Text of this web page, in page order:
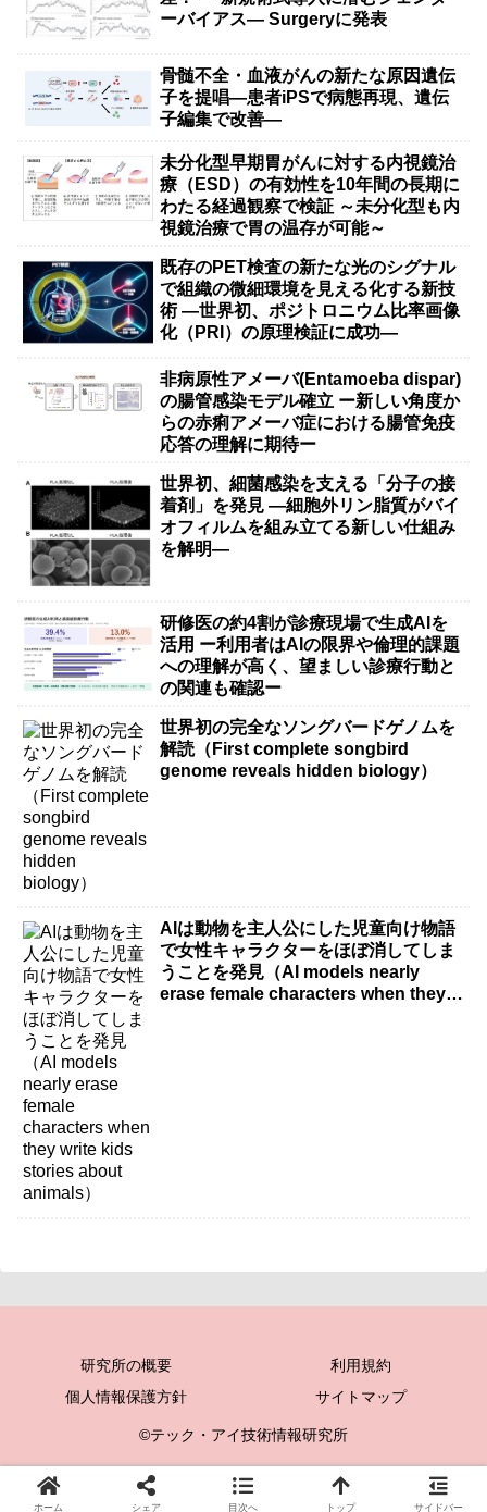
ーバイアス— Surgeryに発表
骨髄不全・血液がんの新たな原因遺伝
子を提唱―患者iPSで病態再現、遺伝
子編集で改善―
未分化型早期胃がんに対する内視鏡治
療（ESD）の有効性を10年間の長期に
わたる経過観察で検証 ～未分化型も内
視鏡治療で胃の温存が可能～
既存のPET検査の新たな光のシグナル
で組織の微細環境を見える化する新技
術 ―世界初、ポジトロニウム比率画像
化（PRI）の原理検証に成功―
非病原性アメーバ(Entamoeba dispar)
の腸管感染モデル確立 ー新しい角度か
らの赤痢アメーバ症における腸管免疫
応答の理解に期待ー
世界初、細菌感染を支える「分子の接
着剤」を発見 ―細胞外リン脂質がバイ
オフィルムを組み立てる新しい仕組み
を解明―
研修医の約4割が診療現場で生成AIを
活用 ー利用者はAIの限界や倫理的課題
への理解が高く、望ましい診療行動と
の関連も確認ー
世界初の完全なソングバードゲノムを
解読（First complete songbird
genome reveals hidden biology）
AIは動物を主人公にした児童向け物語
で女性キャラクターをほぼ消してしま
うことを発見（AI models nearly
erase female characters when they
研究所の概要
利用規約
個人情報保護方針
サイトマップ
©テック・アイ技術情報研究所
ホーム シェア 目次へ トップ サイドバー